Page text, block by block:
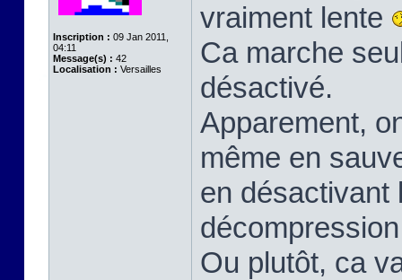
Inscription : 09 Jan 2011,
04:11
Message(s) : 42
Localisation : Versailles
vraiment lente
Ca marche
désactivé.
Apparement,
même en
en désactivant
Ou plutôt, ca